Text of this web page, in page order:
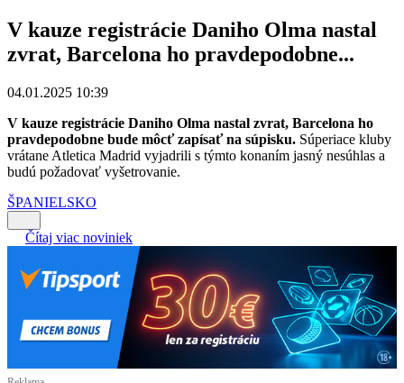
V kauze registrácie Daniho Olma nastal
zvrat, Barcelona ho pravdepodobne...
04.01.2025 10:39
V kauze registrácie Daniho Olma nastal zvrat, Barcelona ho
pravdepodobne bude môcť zapísať na súpisku. Súperiace kluby
vrátane Atletica Madrid vyjadrili s týmto konaním jasný nesúhlas a
budú požadovať vyšetrovanie.
ŠPANIELSKO
Čítaj viac noviniek